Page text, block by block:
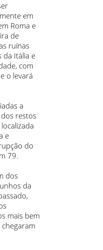
em
Roma e
de
ruínas
da Itália e
com
o levará
a
restos
e
do
79.
dos
da
mais bem